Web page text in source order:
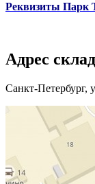
Реквизиты Парк
Адрес
Санкт-Петербург,